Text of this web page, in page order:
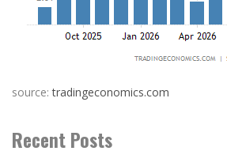
source:tradingeconomics.com
Recent Posts